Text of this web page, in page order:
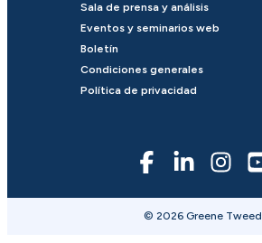
Sala de prensa y análisis
Eventos y seminarios web
Boletín
Condiciones generales
Política de privacidad
© 2026 Greene Tweed